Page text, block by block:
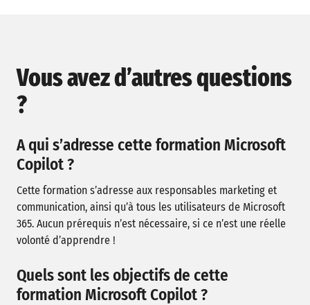
Vous avez d’autres questions
?
A qui s’adresse cette formation Microsoft
Copilot ?
Cette formation s’adresse aux responsables marketing et
communication, ainsi qu’à tous les utilisateurs de Microsoft
365. Aucun prérequis n’est nécessaire, si ce n’est une réelle
volonté d’apprendre !
Quels sont les objectifs de cette
formation Microsoft Copilot ?